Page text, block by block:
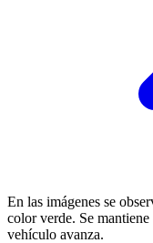
En las imágenes se
color verde. Se
vehículo avanza.